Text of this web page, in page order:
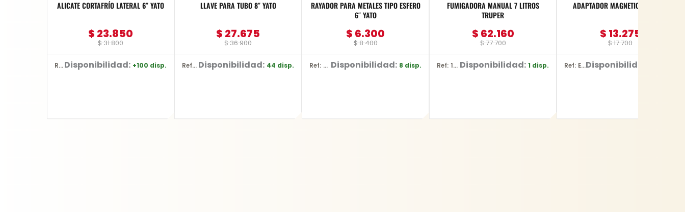
ALICATE CORTAFRÍO LATERAL 6″ YATO
$31.800
$ 23.850
Ref: YT-2036Disponibilidad: +100 disp.
LLAVE PARA TUBO 8″ YATO
$36.900
$ 27.675
Ref: YT-2487 Disponibilidad: 44 disp.
RAYADOR PARA METALES TIPO ESFERO
6″ YATO
$8.400
$ 6.300
Ref: YT-3740 Disponibilidad: 8 disp.
FUMIGADORA MANUAL 7 LITROS
TRUPER
$77.700
$ 62.160
Ref: 1837 Disponibilidad: 1 disp.
ADAPTADOR MAGNETICO MAKITA
$17.700
$ 13.275
Ref: E-03442Disponibilidad: